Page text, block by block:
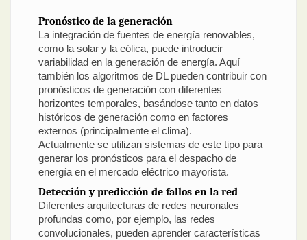
Pronóstico de la generación
La integración de fuentes de energía renovables,
como la solar y la eólica, puede introducir
variabilidad en la generación de energía. Aquí
también los algoritmos de DL pueden contribuir con
pronósticos de generación con diferentes
horizontes temporales, basándose tanto en datos
históricos de generación como en factores
externos (principalmente el clima).
Actualmente se utilizan sistemas de este tipo para
generar los pronósticos para el despacho de
energía en el mercado eléctrico mayorista.
Detección y predicción de fallos en la red
Diferentes arquitecturas de redes neuronales
profundas como, por ejemplo, las redes
convolucionales, pueden aprender características